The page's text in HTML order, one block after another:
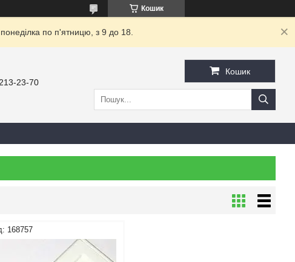
Кошик
по п'ятницю, з 9 до 18.
23-70
Кошик
168757